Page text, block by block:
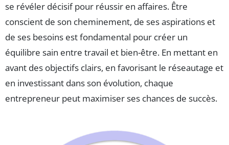
se révéler décisif pour réussir en affaires. Être
conscient de son cheminement, de ses aspirations et
de ses besoins est fondamental pour créer un
équilibre sain entre travail et bien-être. En mettant en
avant des objectifs clairs, en favorisant le réseautage et
en investissant dans son évolution, chaque
entrepreneur peut maximiser ses chances de succès.